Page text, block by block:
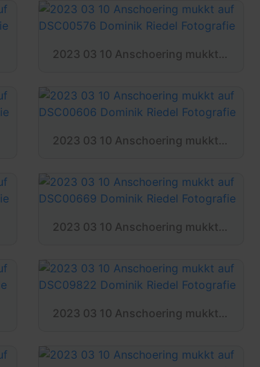
2023 03 10 Anschoering mukkt auf DSC00576 Dominik Riedel Fotografie
2023 03 10 Anschoering mukkt auf DSC00606 Dominik Riedel Fotografie
2023 03 10 Anschoering mukkt auf DSC00669 Dominik Riedel Fotografie
2023 03 10 Anschoering mukkt auf DSC09822 Dominik Riedel Fotografie